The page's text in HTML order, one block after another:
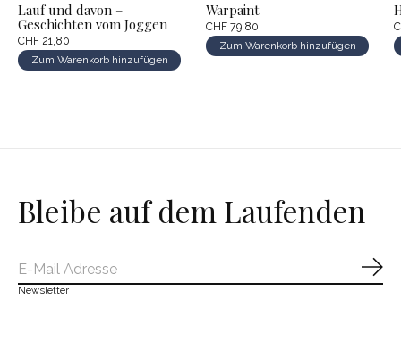
Lauf und davon –
Geschichten vom Joggen
CHF 21,80
Zum Warenkorb hinzufügen
Warpaint
CHF 79,80
Zum Warenkorb hinzufügen
Bleibe auf dem Laufenden
Newsletter